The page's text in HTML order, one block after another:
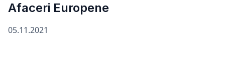
Afaceri Europene
05.11.2021